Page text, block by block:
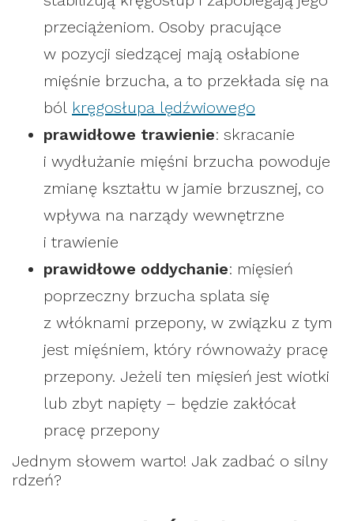
przeciążeniom. Osoby pracujące
w pozycji siedzącej mają osłabione
mięśnie brzucha, a to przekłada się na
ból kręgosłupa lędźwiowego
prawidłowe trawienie: skracanie
i wydłużanie mięśni brzucha powoduje
zmianę kształtu w jamie brzusznej, co
wpływa na narządy wewnętrzne
i trawienie
prawidłowe oddychanie: mięsień
poprzeczny brzucha splata się
z włóknami przepony, w związku z tym
jest mięśniem, który równoważy pracę
przepony. Jeżeli ten mięsień jest wiotki
lub zbyt napięty – będzie zakłócał
pracę przepony
Jednym słowem warto! Jak zadbać o silny
rdzeń?